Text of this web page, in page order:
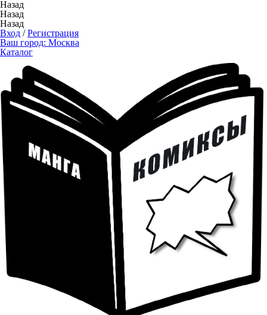
Назад
Назад
Назад
Вход /Регистрация
Ваш город: Москва
Каталог